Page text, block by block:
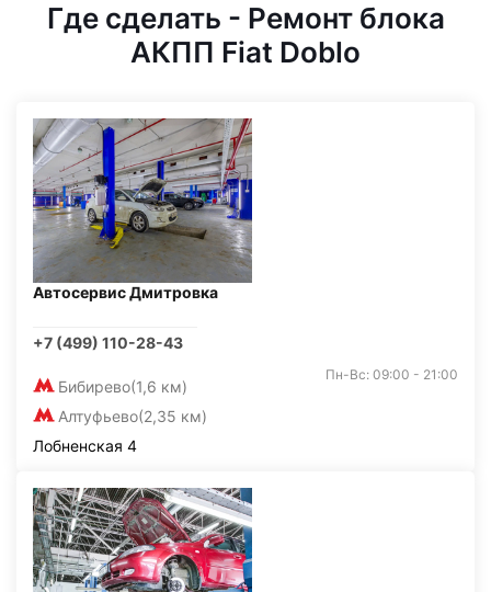
Где сделать - Ремонт блока
АКПП Fiat Doblo
Автосервис Дмитровка
+7 (499) 110-28-43
Бибирево(1,6 км)
Алтуфьево(2,35 км)
Пн-Вс: 09:00 - 21:00
Лобненская 4